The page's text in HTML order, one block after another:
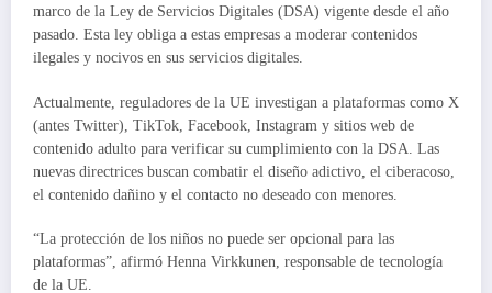
marco de la Ley de Servicios Digitales (DSA) vigente desde el año
pasado. Esta ley obliga a estas empresas a moderar contenidos
ilegales y nocivos en sus servicios digitales.
Actualmente, reguladores de la UE investigan a plataformas como X
(antes Twitter), TikTok, Facebook, Instagram y sitios web de
contenido adulto para verificar su cumplimiento con la DSA. Las
nuevas directrices buscan combatir el diseño adictivo, el ciberacoso,
el contenido dañino y el contacto no deseado con menores.
“La protección de los niños no puede ser opcional para las
plataformas”, afirmó Henna Virkkunen, responsable de tecnología
de la UE.